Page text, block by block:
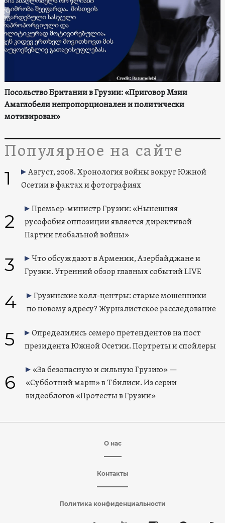
Посольство Британии в Грузии: «Приговор Мзии
Амаглобели непропорционален и политически
мотивирован»
Популярное на сайте
1
Август, 2008. Хронология войны вокруг Южной
Осетии в фактах и фотографиях
2
Премьер-министр Грузии: «Нынешняя
русофобия оппозиции является директивой
Партии глобальной войны»
3
Что обсуждают в Армении, Азербайджане и
Грузии. Утренний обзор главных событий LIVE
4
Грузинские колл-центры: старые мошенники
по новому адресу? Журналистское расследование
5
Определились семеро претендентов на пост
президента Южной Осетии. Портреты и спойлеры
6
«За безопасную и сильную Грузию» —
«Субботний марш» в Тбилиси. Из серии
видеоблогов «Протесты в Грузии»
О нас
Контакты
Политика конфиденциальности